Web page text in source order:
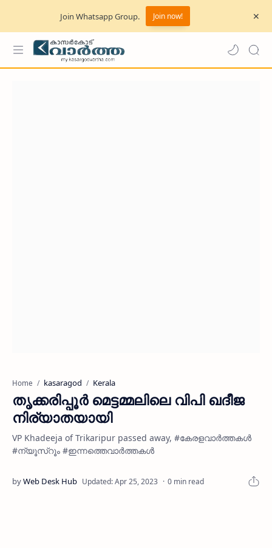
Join Whatsapp Group. Join now!
Home kasaragod Kerala
തൃക്കരിപ്പൂര്‍ മെട്ടമ്മലിലെ വിപി ഖദീജ
നിര്യാതയായി
VP Khadeeja of Trikaripur passed away, #കേരളവാർത്തകൾ
#ന്യൂസ്റൂം #ഇന്നത്തെവാർത്തകൾ
0 min read